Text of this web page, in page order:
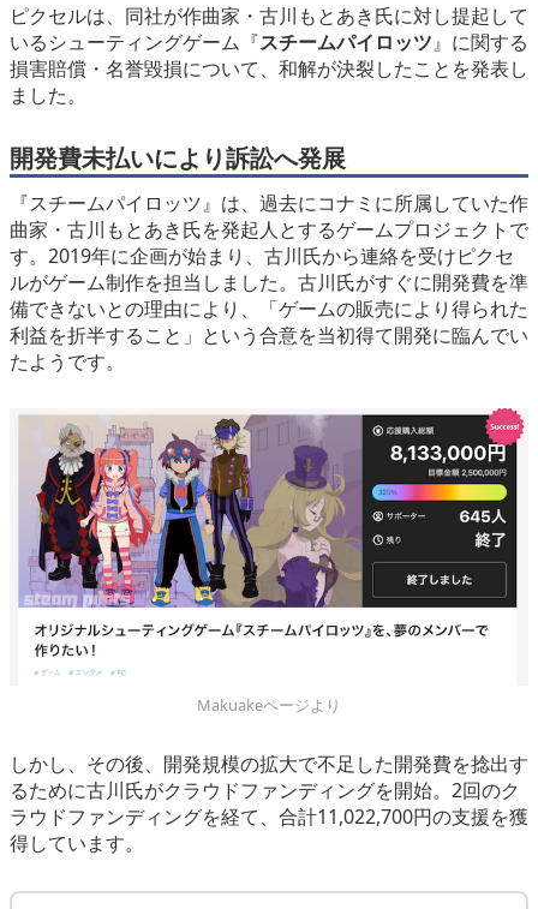
ピクセルは、同社が作曲家・古川もとあき氏に対し提起して
いるシューティングゲーム『スチームパイロッツ』に関する
損害賠償・名誉毀損について、和解が決裂したことを発表し
ました。
開発費未払いにより訴訟へ発展
『スチームパイロッツ』は、過去にコナミに所属していた作
曲家・古川もとあき氏を発起人とするゲームプロジェクトで
す。2019年に企画が始まり、古川氏から連絡を受けピクセ
ルがゲーム制作を担当しました。古川氏がすぐに開発費を準
備できないとの理由により、「ゲームの販売により得られた
利益を折半すること」という合意を当初得て開発に臨んでい
たようです。
Makuakeページより
しかし、その後、開発規模の拡大で不足した開発費を捻出す
るために古川氏がクラウドファンディングを開始。2回のク
ラウドファンディングを経て、合計11,022,700円の支援を獲
得しています。